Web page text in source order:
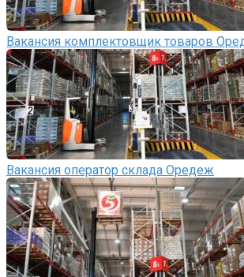
Вакансия комплектовщик товаров
Вакансия оператор склада Оредеж